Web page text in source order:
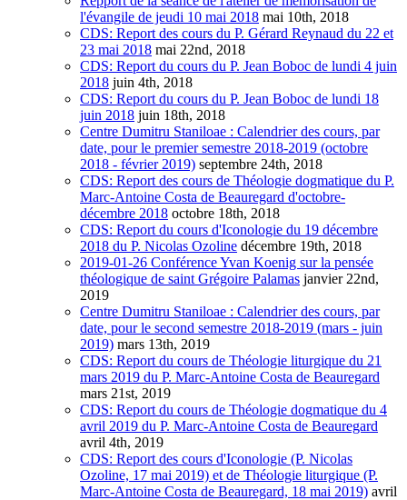
l'évangile de jeudi 10 mai 2018 mai 10th, 2018
CDS: Report des cours du P. Gérard Reynaud du 22 et
23 mai 2018 mai 22nd, 2018
CDS: Report du cours du P. Jean Boboc de lundi 4 juin
2018 juin 4th, 2018
CDS: Report du cours du P. Jean Boboc de lundi 18
juin 2018 juin 18th, 2018
Centre Dumitru Staniloae : Calendrier des cours, par
date, pour le premier semestre 2018-2019 (octobre
2018 - février 2019) septembre 24th, 2018
CDS: Report des cours de Théologie dogmatique du P.
Marc-Antoine Costa de Beauregard d'octobre-
décembre 2018 octobre 18th, 2018
CDS: Report du cours d'Iconologie du 19 décembre
2018 du P. Nicolas Ozoline décembre 19th, 2018
2019-01-26 Conférence Yvan Koenig sur la pensée
théologique de saint Grégoire Palamas janvier 22nd,
2019
Centre Dumitru Staniloae : Calendrier des cours, par
date, pour le second semestre 2018-2019 (mars - juin
2019) mars 13th, 2019
CDS: Report du cours de Théologie liturgique du 21
mars 2019 du P. Marc-Antoine Costa de Beauregard
mars 21st, 2019
CDS: Report du cours de Théologie dogmatique du 4
avril 2019 du P. Marc-Antoine Costa de Beauregard
avril 4th, 2019
CDS: Report des cours d'Iconologie (P. Nicolas
Ozoline, 17 mai 2019) et de Théologie liturgique (P.
Marc-Antoine Costa de Beauregard, 18 mai 2019) avril